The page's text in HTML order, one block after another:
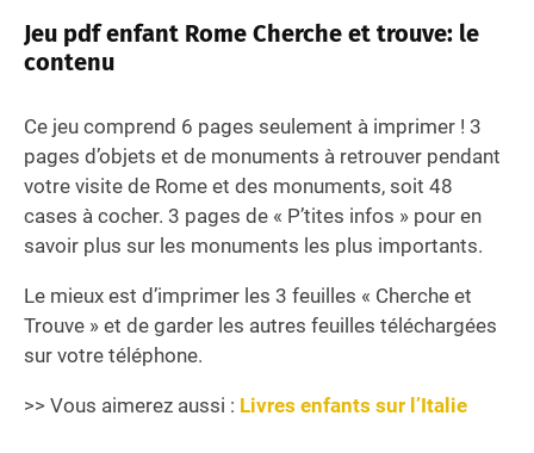
Jeu pdf enfant Rome Cherche et trouve: le
contenu
Ce jeu comprend 6 pages seulement à imprimer ! 3
pages d’objets et de monuments à retrouver pendant
votre visite de Rome et des monuments, soit 48
cases à cocher. 3 pages de « P’tites infos » pour en
savoir plus sur les monuments les plus importants.
Le mieux est d’imprimer les 3 feuilles « Cherche et
Trouve » et de garder les autres feuilles téléchargées
sur votre téléphone.
>> Vous aimerez aussi : Livres enfants sur l’Italie